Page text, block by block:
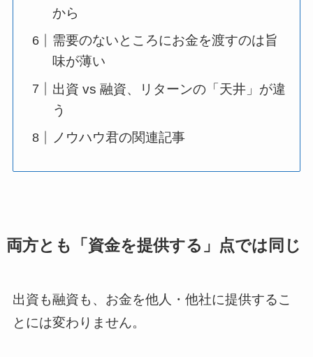
から
需要のないところにお金を渡すのは旨
味が薄い
出資 vs 融資、リターンの「天井」が違
う
ノウハウ君の関連記事
両方とも「資金を提供する」点では同じ
出資も融資も、お金を他人・他社に提供するこ
とには変わりません。